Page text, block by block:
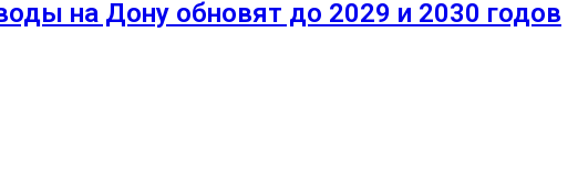
на Дону обновят до 2029 и 2030 годов